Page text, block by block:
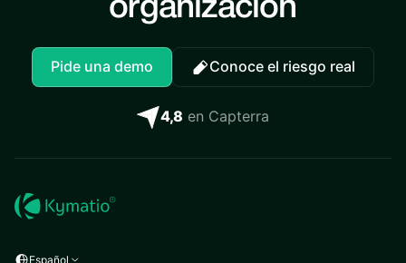
organización
Pide una demo Conoce el riesgo real
4,8 en Capterra
Español